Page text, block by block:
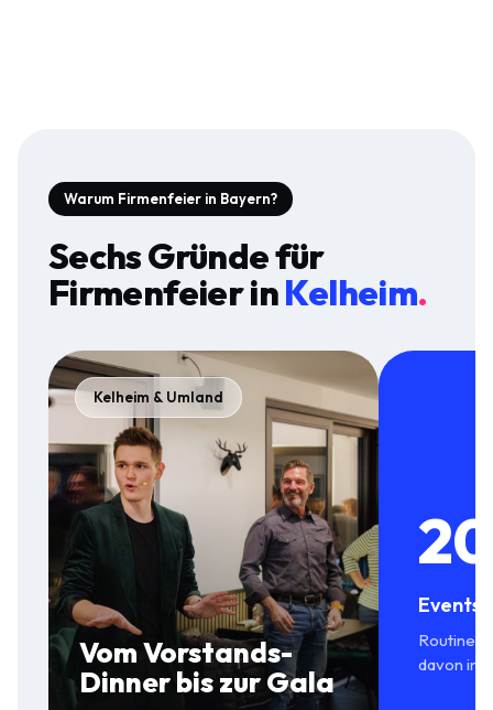
Warum Firmenfeier in Bayern?
Sechs Gründe für
FirmenfeierinKelheim.
Kelheim & Umland
Vom Vorstands-
Dinner bis zur Gala
Events
Routine
davon in